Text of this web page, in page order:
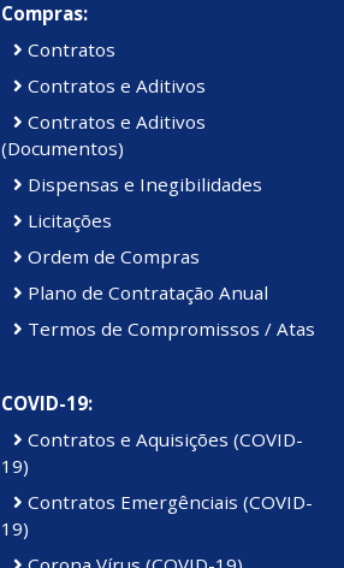
Compras:
Contratos
Contratos e Aditivos
Contratos e Aditivos
(Documentos)
Dispensas e Inegibilidades
Licitações
Ordem de Compras
Plano de Contratação Anual
Termos de Compromissos / Atas
COVID-19:
Contratos e Aquisições (COVID-
19)
Contratos Emergênciais (COVID-
19)